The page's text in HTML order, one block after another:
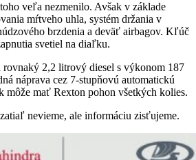
veľa nezmenilo. Avšak v základe
mŕtveho uhla, systém držania v
brzdenia a deväť airbagov. Kľúč
svetiel na diaľku.
rovnaký 2,2 litrový diesel s výkonom 187
náprava cez 7-stupňovú automatickú
môže mať Rexton pohon všetkých kolies.
nevieme, ale informáciu zisťujeme.